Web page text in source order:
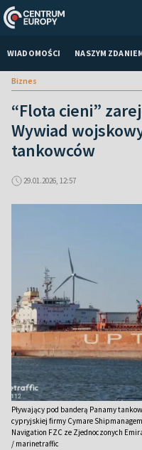
WIADOMOŚCI NASZYM
Biznes
“Flota cieni”
Wywiad
tankowców
29.01.2026, 12:57
Pływający pod banderą Panamy
cypryjskiej firmy Cymare
Navigation FZC ze Zjednoczonych
/ marinetraffic